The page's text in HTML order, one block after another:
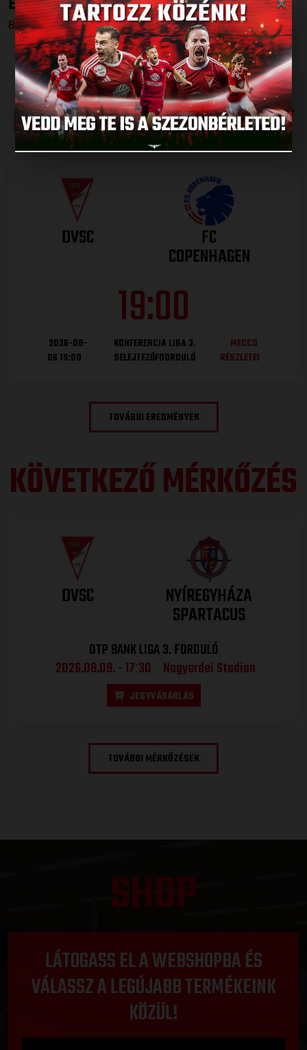
Bővebben →
LEGUTÓBBI EREDMÉNY
DVSC FC
COPENHAGEN
19:00
2026-08-
06 19:00
KONFERENCIA LIGA 3.
SELEJTEZŐFDORDULÓ
MECCS
RÉSZLETEI
TOVÁBBI EREDMÉNYEK
KÖVETKEZŐ MÉRKŐZÉS
DVSC NYÍREGYHÁZA
SPARTACUS
OTP BANK LIGA 3. FORDULÓ
2026.08.09. - 17:30 Nagyerdei Stadion
JEGYVÁSÁRLÁS
TOVÁBBI MÉRKŐZÉSEK
SHOP
LÁTOGASS EL A WEBSHOPBA ÉS
VÁLASSZ A LEGÚJABB TERMÉKEINK
KÖZÜL!